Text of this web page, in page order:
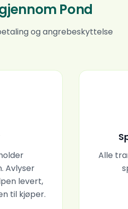
Pond
og angrebeskyttelse
Avlyser
levert,
til kjøper.
Alle